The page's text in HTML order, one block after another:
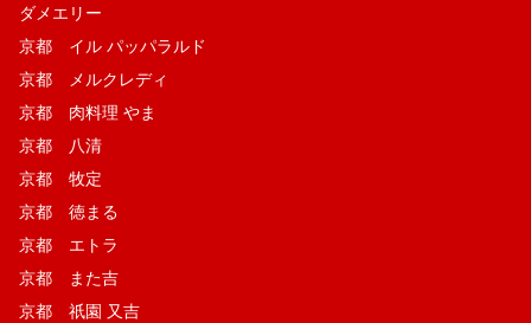
ダメエリー
京都 イル パッパラルド
京都 メルクレディ
京都 肉料理 やま
京都 八清
京都 牧定
京都 徳まる
京都 エトラ
京都 また吉
京都 祇園 又吉